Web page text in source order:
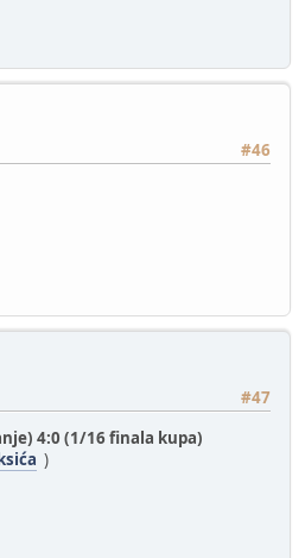
#46
#47
4:0 (1/16 finala kupa)
)